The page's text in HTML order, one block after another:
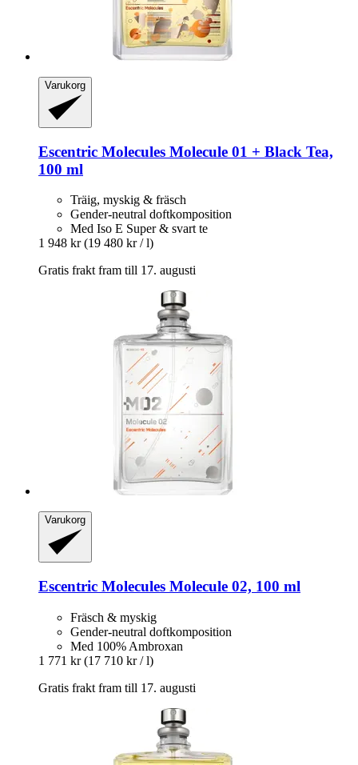
Varukorg
Escentric Molecules Molecule 01 + Black Tea,
100 ml
Träig, myskig & fräsch
Gender-neutral doftkomposition
Med Iso E Super & svart te
1 948 kr (19 480 kr / l)
Gratis frakt fram till 17. augusti
Varukorg
Escentric Molecules Molecule 02, 100 ml
Fräsch & myskig
Gender-neutral doftkomposition
Med 100% Ambroxan
1 771 kr (17 710 kr / l)
Gratis frakt fram till 17. augusti